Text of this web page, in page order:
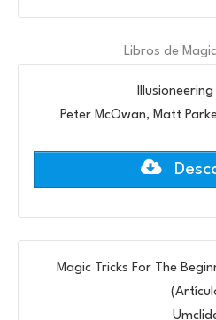
Libros de
Illusioneering
Peter McOwan, Matt
Magic Tricks For The